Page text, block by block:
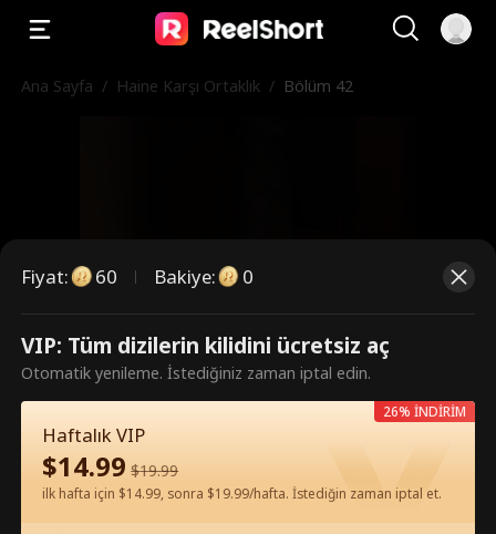
Ana Sayfa / Haine Karşı Ortaklık / Bölüm 42
Bunlar ücretli bölümler. İzlemek
için kilidi açın.
60 Şimdi Kilidi Aç
Fiyat: 60 Bakiye: 0
VIP: Tüm dizilerin kilidini ücretsiz aç
Otomatik yenileme. İstediğiniz zaman iptal edin.
Haftalık VIP
$14.99 $19.99
ilk hafta için $14.99, sonra $19.99/hafta. İstediğin zaman iptal et.
26% İNDİRİM